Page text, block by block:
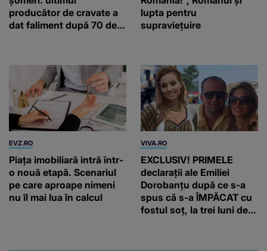
producător de cravate a
dat faliment după 70 de
lupta pentru
supraviețuire
EVZ.RO
Piața imobiliară intră într-
o nouă etapă. Scenariul
pe care aproape nimeni
nu îl mai lua în calcul
VIVA.RO
EXCLUSIV! PRIMELE
declarații ale Emiliei
Dorobanțu după ce s-a
spus că s-a ÎMPĂCAT cu
fostul soț, la trei luni de
artistă i-a lăsat MASCĂ